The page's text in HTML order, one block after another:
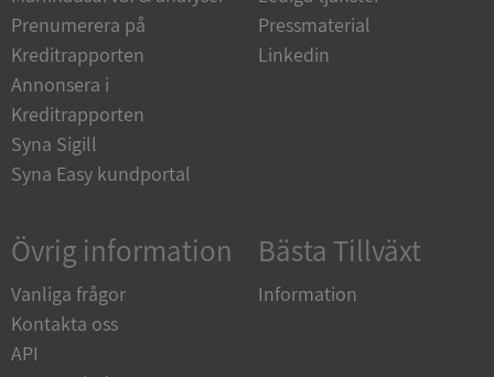
Prenumerera på
Kreditrapporten
Annonsera i
Kreditrapporten
Syna Sigill
Syna Easy kundportal
Pressmaterial
Linkedin
Övrig information
Vanliga frågor
Kontakta oss
API
Bästa Tillväxt
Information
Corporation
upplysningar.syna.se
.syna.se